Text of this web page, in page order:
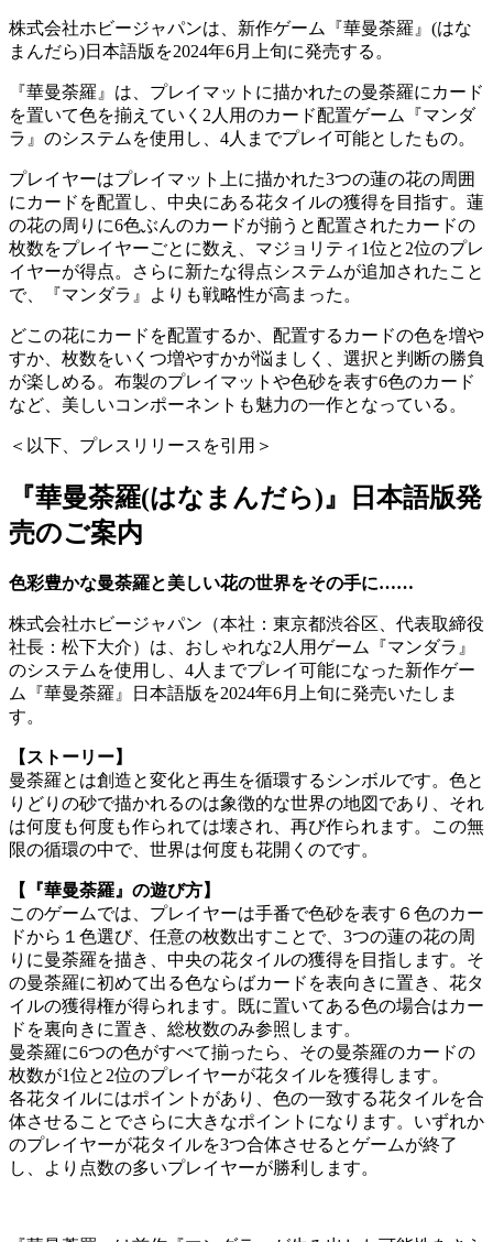
株式会社ホビージャパンは、新作ゲーム『華曼荼羅』(はな
まんだら)日本語版を2024年6月上旬に発売する。
『華曼荼羅』は、プレイマットに描かれたの曼荼羅にカード
を置いて色を揃えていく2人用のカード配置ゲーム『マンダ
ラ』のシステムを使用し、4人までプレイ可能としたもの。
プレイヤーはプレイマット上に描かれた3つの蓮の花の周囲
にカードを配置し、中央にある花タイルの獲得を目指す。蓮
の花の周りに6色ぶんのカードが揃うと配置されたカードの
枚数をプレイヤーごとに数え、マジョリティ1位と2位のプレ
イヤーが得点。さらに新たな得点システムが追加されたこと
で、『マンダラ』よりも戦略性が高まった。
どこの花にカードを配置するか、配置するカードの色を増や
すか、枚数をいくつ増やすかが悩ましく、選択と判断の勝負
が楽しめる。布製のプレイマットや色砂を表す6色のカード
など、美しいコンポーネントも魅力の一作となっている。
＜以下、プレスリリースを引用＞
『華曼荼羅(はなまんだら)』日本語版発
売のご案内
色彩豊かな曼荼羅と美しい花の世界をその手に……
株式会社ホビージャパン（本社：東京都渋谷区、代表取締役
社長：松下大介）は、おしゃれな2人用ゲーム『マンダラ』
のシステムを使用し、4人までプレイ可能になった新作ゲー
ム『華曼荼羅』日本語版を2024年6月上旬に発売いたしま
す。
【ストーリー】
曼荼羅とは創造と変化と再生を循環するシンボルです。色と
りどりの砂で描かれるのは象徴的な世界の地図であり、それ
は何度も何度も作られては壊され、再び作られます。この無
限の循環の中で、世界は何度も花開くのです。
【『華曼荼羅』の遊び方】
このゲームでは、プレイヤーは手番で色砂を表す６色のカー
ドから１色選び、任意の枚数出すことで、3つの蓮の花の周
りに曼荼羅を描き、中央の花タイルの獲得を目指します。そ
の曼荼羅に初めて出る色ならばカードを表向きに置き、花タ
イルの獲得権が得られます。既に置いてある色の場合はカー
ドを裏向きに置き、総枚数のみ参照します。
曼荼羅に6つの色がすべて揃ったら、その曼荼羅のカードの
枚数が1位と2位のプレイヤーが花タイルを獲得します。
各花タイルにはポイントがあり、色の一致する花タイルを合
体させることでさらに大きなポイントになります。いずれか
のプレイヤーが花タイルを3つ合体させるとゲームが終了
し、より点数の多いプレイヤーが勝利します。